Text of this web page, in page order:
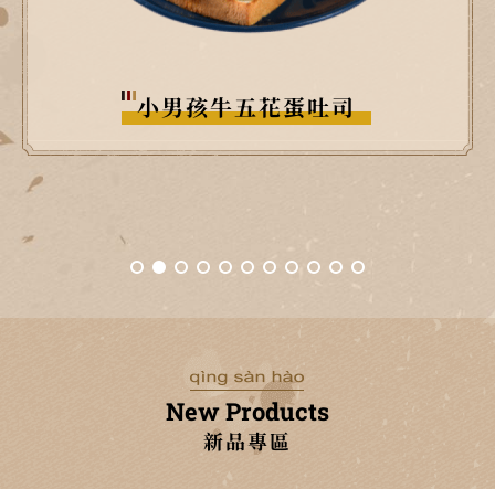
胖子烤肉排蛋吐司
New Products
新品專區